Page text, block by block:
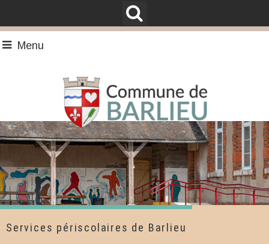
Menu
Services périscolaires de Barlieu